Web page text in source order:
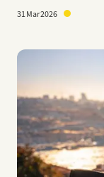
31 Mar 2026
Imagem